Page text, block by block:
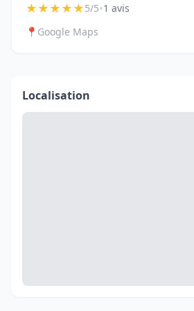
★★★★★5/5•1 avis
📍 Google Maps
Localisation